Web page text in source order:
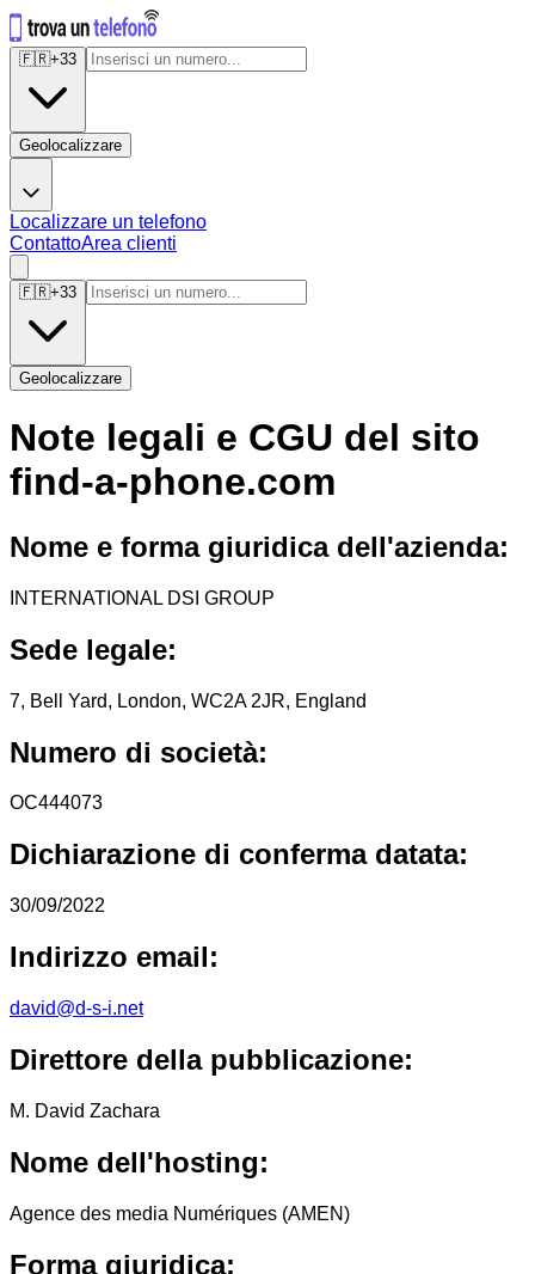
🇫🇷+33
Geolocalizzare
Localizzare un telefono
ContattoArea clienti
🇫🇷+33
Geolocalizzare
Note legali e CGU del sito
find-a-phone.com
Nome e forma giuridica dell'azienda:
INTERNATIONAL DSI GROUP
Sede legale:
7, Bell Yard, London, WC2A 2JR, England
Numero di società:
OC444073
Dichiarazione di conferma datata:
30/09/2022
Indirizzo email:
david@d-s-i.net
Direttore della pubblicazione:
M. David Zachara
Nome dell'hosting:
Agence des media Numériques (AMEN)
Forma giuridica: